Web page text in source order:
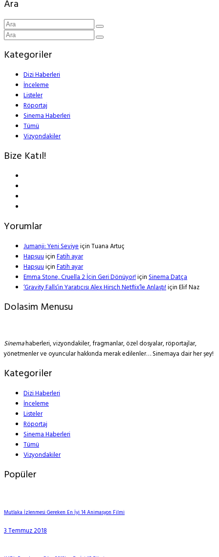
Ara
Kategoriler
Dizi Haberleri
İnceleme
Listeler
Röportaj
Sinema Haberleri
Tümü
Vizyondakiler
Bize Katıl!
Yorumlar
Jumanji: Yeni SeviyeiçinTuana Artuç
HapşuuiçinFatih ayar
HapşuuiçinFatih ayar
Emma Stone, Cruella 2 İçin Geri Dönüyor!içinSinema Datça
‘Gravity Falls’ın Yaratıcısı Alex Hirsch Netflix’le Anlaştı!içinElif Naz
Dolasim Menusu
Sinemahaberleri, vizyondakiler, fragmanlar, özel dosyalar, röportajlar,
yönetmenler ve oyuncular hakkında merak edilenler… Sinemaya dair her şey!
Kategoriler
Dizi Haberleri
İnceleme
Listeler
Röportaj
Sinema Haberleri
Tümü
Vizyondakiler
Popüler
Mutlaka İzlenmesi Gereken En İyi 14 Animasyon Filmi
3 Temmuz 2018